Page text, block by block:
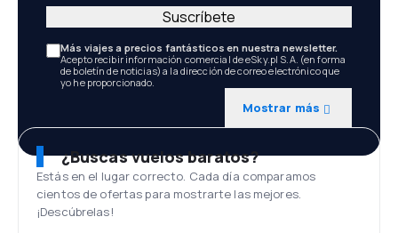
Más viajes a precios fantásticos en nuestra newsletter.
Acepto recibir información comercial de eSky.pl S.A. (en forma
de boletín de noticias) a la dirección de correo electrónico que
yo he proporcionado.
Mostrar más
Suscríbete
¿Buscas vuelos baratos?
Estás en el lugar correcto. Cada día comparamos
cientos de ofertas para mostrarte las mejores.
¡Descúbrelas!